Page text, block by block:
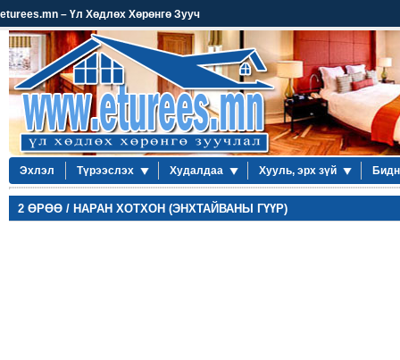
eturees.mn – Үл Хөдлөх Хөрөнгө Зууч
Эхлэл Түрээслэх Худалдаа Хууль, эрх зүй
2 ӨРӨӨ / НАРАН ХОТХОН (ЭНХТАЙВАНЫ ГҮҮР)